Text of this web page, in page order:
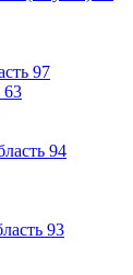
97
63
94
93